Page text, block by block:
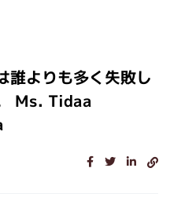
誰よりも多く失敗し
Ms. Tidaa